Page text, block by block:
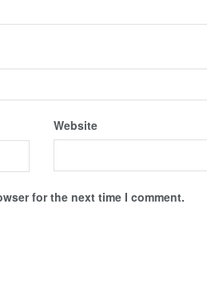
Website
for the next time I comment.